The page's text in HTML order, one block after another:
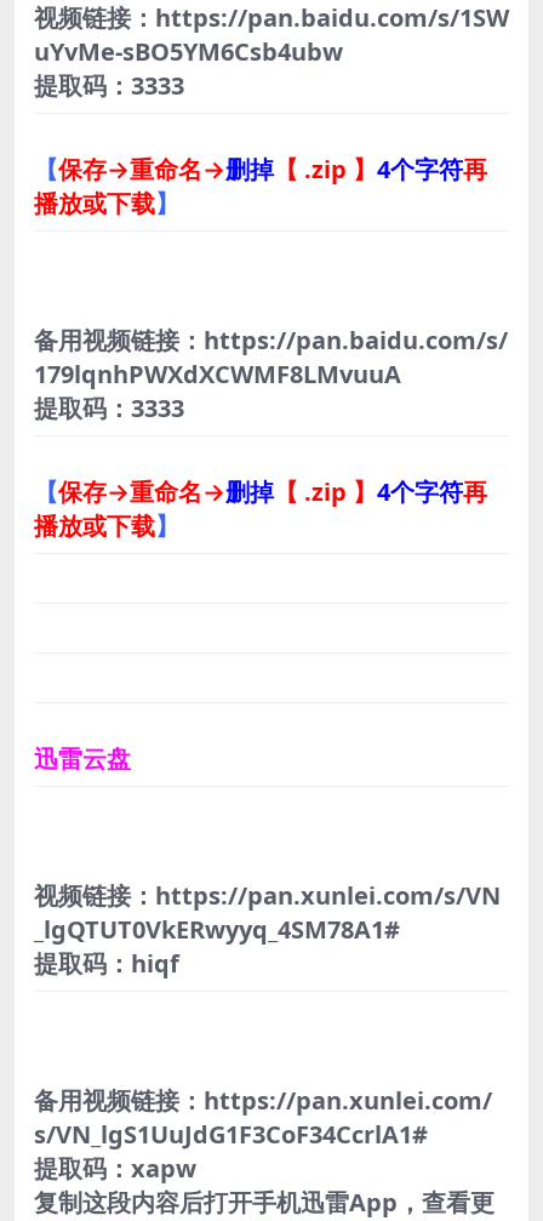
视频链接：https://pan.baidu.com/s/1SW
uYvMe-sBO5YM6Csb4ubw
提取码：3333
【保存→重命名→删掉【 .zip 】 4个字符再
播放或下载】
备用视频链接：https://pan.baidu.com/s/
179lqnhPWXdXCWMF8LMvuuA
提取码：3333
【保存→重命名→删掉【 .zip 】 4个字符再
播放或下载】
迅雷云盘
视频链接：https://pan.xunlei.com/s/VN
_lgQTUT0VkERwyyq_4SM78A1#
提取码：hiqf
备用视频链接：https://pan.xunlei.com/
s/VN_lgS1UuJdG1F3CoF34CcrlA1#
提取码：xapw
复制这段内容后打开手机迅雷App，查看更